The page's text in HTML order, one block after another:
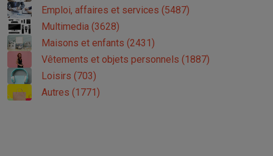
Emploi, affaires et services (5487)
Multimedia (3628)
Maisons et enfants (2431)
Vêtements et objets personnels (1887)
Loisirs (703)
Autres (1771)